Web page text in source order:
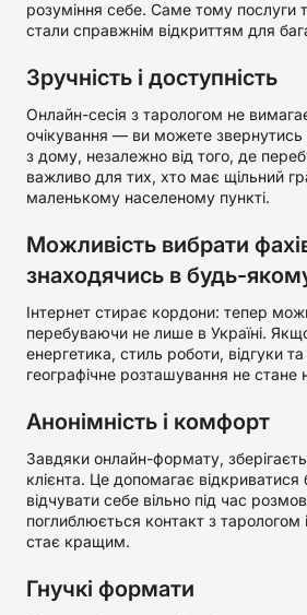
розуміння себе. Саме тому послуги
стали справжнім відкриттям для
Зручність і доступність
Онлайн-сесія з тарологом не
очікування — ви можете
з дому, незалежно від того, де
важливо для тих, хто має щільний
маленькому населеному пункті.
Можливість вибрати
знаходячись в будь-якому
Інтернет стирає кордони: тепер
перебуваючи не лише в Україні.
енергетика, стиль роботи, відгуки
географічне розташування не стане
Анонімність і комфорт
Завдяки онлайн-формату,
клієнта. Це допомагає відкриватися
відчувати себе вільно під час
поглиблюється контакт з тарологом
стає кращим.
Гнучкі формати